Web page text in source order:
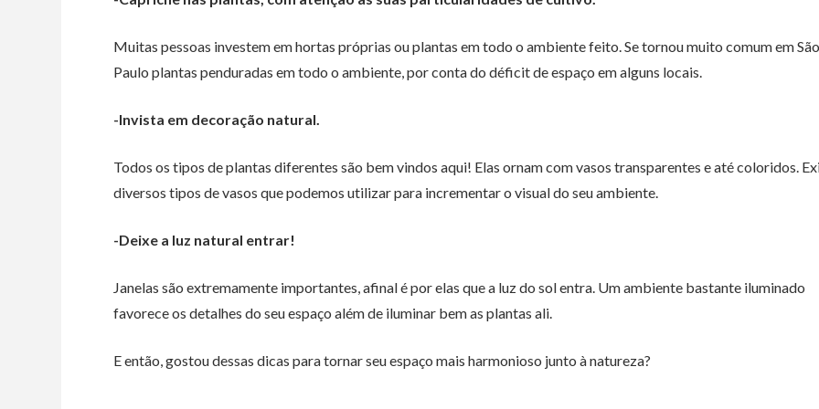
Muitas pessoas investem em hortas próprias ou plantas em todo o ambiente feito. Se tornou muito comum em São
Paulo plantas penduradas em todo o ambiente, por conta do déficit de espaço em alguns locais.
-Invista em decoração natural.
Todos os tipos de plantas diferentes são bem vindos aqui! Elas ornam com vasos transparentes e até coloridos.
diversos tipos de vasos que podemos utilizar para incrementar o visual do seu ambiente.
-Deixe a luz natural entrar!
Janelas são extremamente importantes, afinal é por elas que a luz do sol entra. Um ambiente bastante iluminado
favorece os detalhes do seu espaço além de iluminar bem as plantas ali.
E então, gostou dessas dicas para tornar seu espaço mais harmonioso junto à natureza?